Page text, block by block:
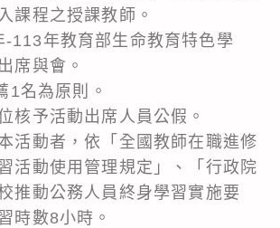
課程之授課教師。
113年教育部生命教育特色學
席與會。
1名為原則。
核予活動出席人員公假。
活動者，依「全國教師在職進修
活動使用管理規定」、「行政院
推動公務人員終身學習實施要
時數8小時。